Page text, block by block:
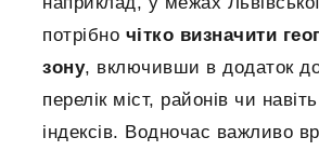
потрібно чітко визначити
зону, включивши в додаток
перелік міст, районів чи
індексів. Водночас важливо